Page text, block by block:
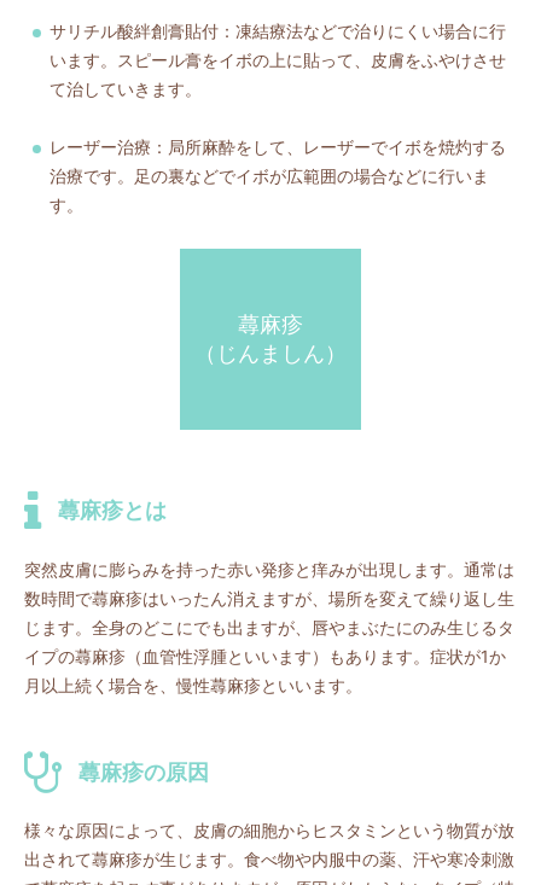
サリチル酸絆創膏貼付：凍結療法などで治りにくい場合に行
います。スピール膏をイボの上に貼って、皮膚をふやけさせ
て治していきます。
レーザー治療：局所麻酔をして、レーザーでイボを焼灼する
治療です。足の裏などでイボが広範囲の場合などに行いま
す。
蕁麻疹
（じんましん）
蕁麻疹とは
突然皮膚に膨らみを持った赤い発疹と痒みが出現します。通常は
数時間で蕁麻疹はいったん消えますが、場所を変えて繰り返し生
じます。全身のどこにでも出ますが、唇やまぶたにのみ生じるタ
イプの蕁麻疹（血管性浮腫といいます）もあります。症状が1か
月以上続く場合を、慢性蕁麻疹といいます。
蕁麻疹の原因
様々な原因によって、皮膚の細胞からヒスタミンという物質が放
出されて蕁麻疹が生じます。食べ物や内服中の薬、汗や寒冷刺激